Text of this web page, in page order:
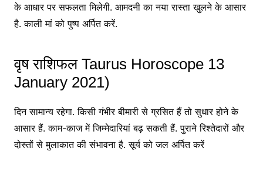
के आधार पर सफलता मिलेगी. आमदनी का नया रास्ता खुलने के आसार
है. काली मां को पुष्प अर्पित करें.
वृष राशिफल Taurus Horoscope 13
January 2021)
दिन सामान्य रहेगा. किसी गंभीर बीमारी से ग्रसित हैं तो सुधार होने के
आसार हैं. काम-काज में जिम्मेदारियां बढ़ सकती हैं. पुराने रिश्तेदारों और
दोस्तों से मुलाकात की संभावना है. सूर्य को जल अर्पित करें